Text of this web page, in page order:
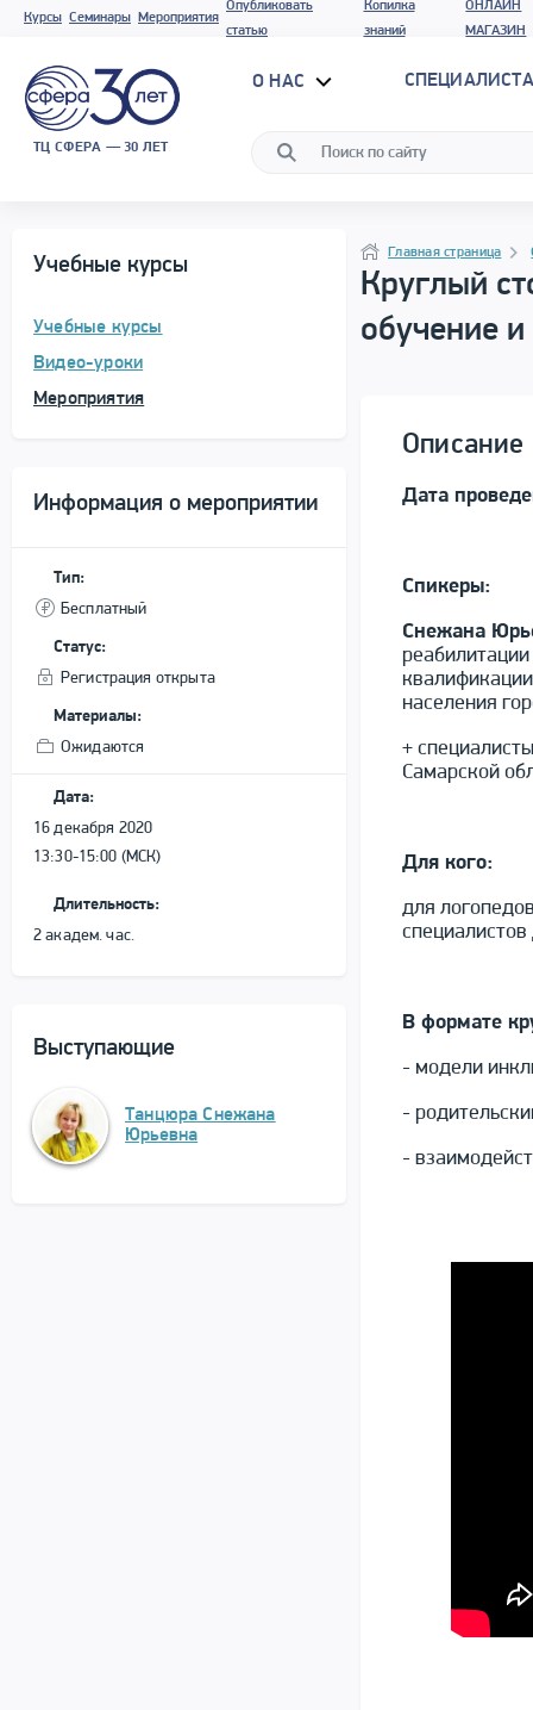
Курсы Семинары Мероприятия
Опубликовать
статью
Копилка
знаний
ОНЛАЙН
МАГАЗИН
ТЦ СФЕРА — 30 ЛЕТ
О НАС
Учебные курсы
Учебные курсы
Видео-уроки
Мероприятия
Информация о мероприятии
Тип:
Бесплатный
Статус:
Регистрация открыта
Материалы:
Ожидаются
Дата:
16 декабря 2020
13:30-15:00 (МСК)
Длительность:
2 академ. час.
Выступающие
Танцюра Снежана
Юрьевна
НавигацияГлавная страница
Круглый
обучение
Описание
Дата
Спикеры:
Снежана
населения
+
Самарской
Для кого:
для
В формате
- модели
-
-